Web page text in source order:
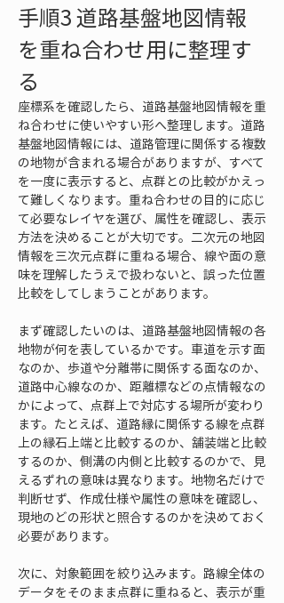
手順3 道路基盤地図情報
を重ね合わせ用に整理す
る
座標系を確認したら、道路基盤地図情報を重
ね合わせに使いやすい形へ整理します。道路
基盤地図情報には、道路管理に関係する複数
の地物が含まれる場合がありますが、すべて
を一度に表示すると、点群との比較がかえっ
て難しくなります。重ね合わせの目的に応じ
て必要なレイヤを選び、属性を確認し、表示
方法を決めることが大切です。二次元の地図
情報を三次元点群に重ねる場合、線や面の意
味を理解したうえで扱わないと、誤った位置
比較をしてしまうことがあります。
まず確認したいのは、道路基盤地図情報の各
地物が何を表しているかです。車道を示す面
なのか、歩道や分離帯に関係する面なのか、
道路中心線なのか、距離標などの点情報なの
かによって、点群上で対応する場所が変わり
ます。たとえば、道路縁に関係する線を点群
上の縁石上端と比較するのか、舗装端と比較
するのか、側溝の内側と比較するのかで、見
えるずれの意味は異なります。地物名だけで
判断せず、作成仕様や属性の意味を確認し、
現地のどの形状と照合するのかを決めておく
必要があります。
次に、対象範囲を絞り込みます。路線全体の
データをそのまま点群に重ねると、表示が重